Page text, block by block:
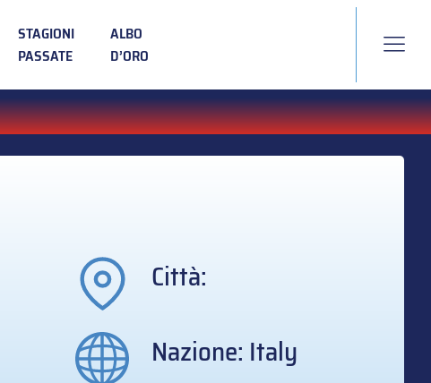
STAGIONI
PASSATE
ALBO
D’ORO
Città:
Nazione: Italy